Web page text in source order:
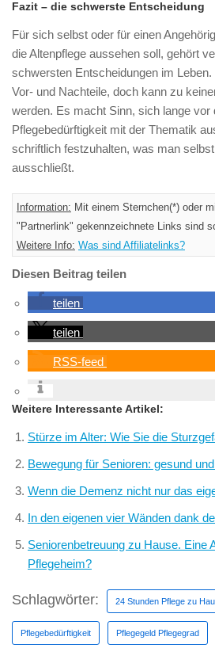
Fazit – die schwerste Entscheidung
Für sich selbst oder für einen
die Altenpflege aussehen soll, gehört
schwersten Entscheidungen im
Vor- und Nachteile, doch kann zu
werden. Es macht Sinn, sich lange vor
Pflegebedürftigkeit mit der Thematik
schriftlich festzuhalten, was man
ausschließt.
Information: Mit einem Sternchen(*) oder
"Partnerlink" gekennzeichnete Links sind
Weitere Info: Was sind Affiliatelinks?
Diesen Beitrag teilen
teilen
teilen
RSS-feed
Weitere Interessante Artikel:
Stürze im Alter: Wie Sie die
Bewegung für Senioren: gesund
Wenn die Demenz nicht nur das
In den eigenen vier Wänden dank
Seniorenbetreuung zu Hause. Eine
Pflegeheim?
Schlagwörter: 24 Stunden Pflege zu
Pflegebedürftigkeit Pflegegeld Pflegegrad